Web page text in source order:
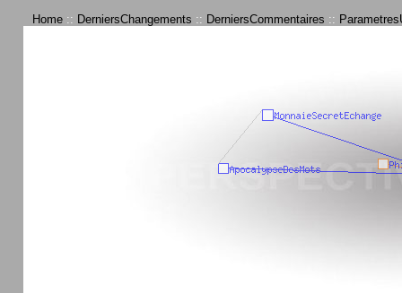
Home :: DerniersChangements :: DerniersCommentaires ::